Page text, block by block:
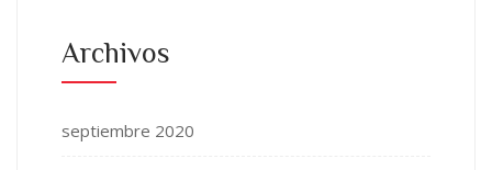
Archivos
septiembre 2020